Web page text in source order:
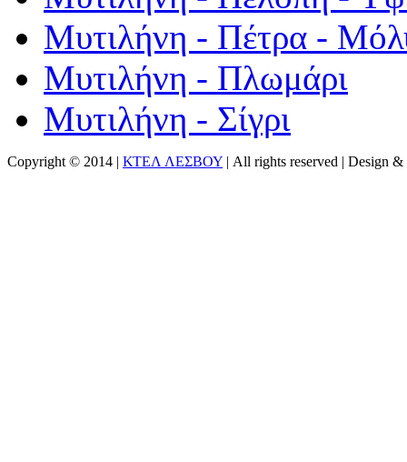
Μυτιλήνη - Πέτρα -
Μυτιλήνη - Πλωμάρι
Μυτιλήνη - Σίγρι
Copyright © 2014 | ΚΤΕΛ ΛΕΣΒΟΥ | All rights reserved | Design &